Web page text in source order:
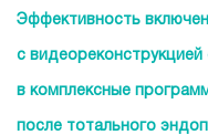
Эффективность
с
в комплексные
после тотального